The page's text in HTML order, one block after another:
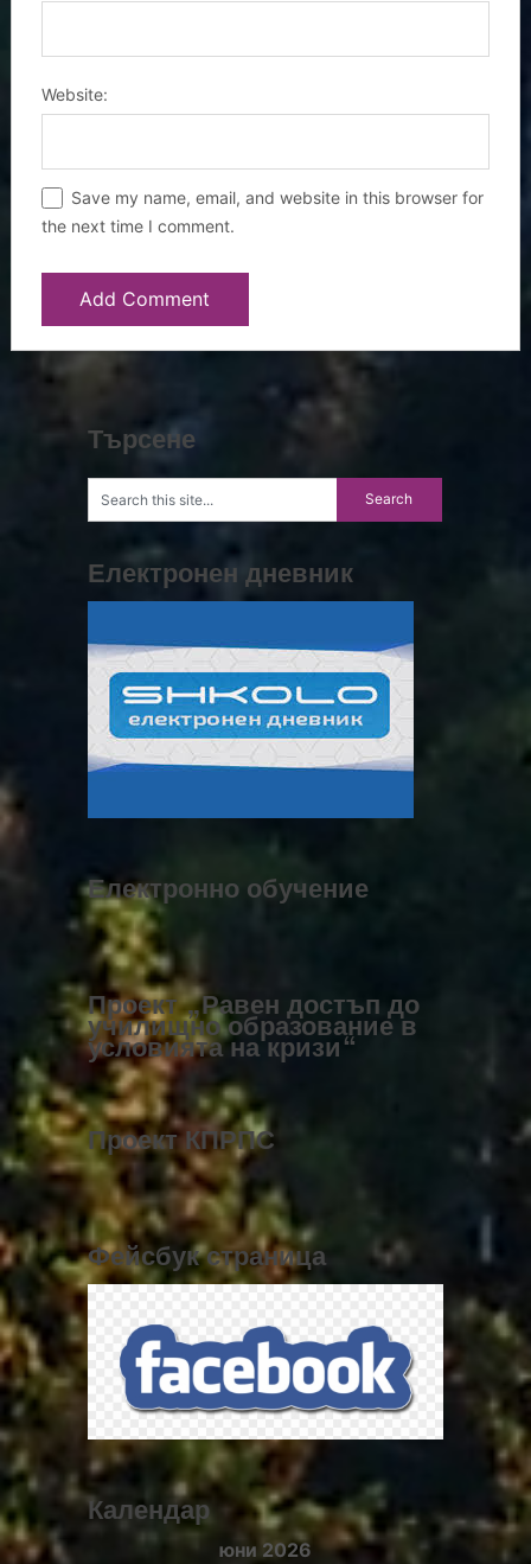
Website:
Save my name, email, and website in this browser for
the next time I comment.
Търсене
Електронен дневник
Електронно обучение
Проект „Равен достъп до
училищно образование в
условията на кризи“
Проект КПРПС
Фейсбук страница
Календар
юни 2026